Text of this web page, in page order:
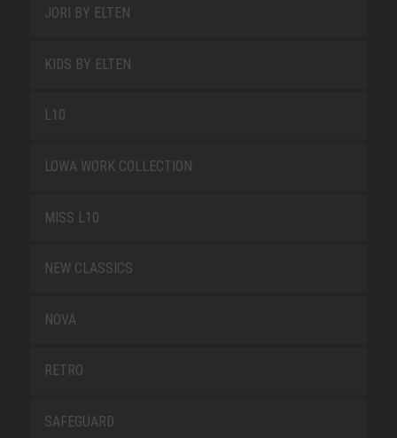
JORI BY ELTEN
KIDS BY ELTEN
L10
LOWA WORK COLLECTION
MISS L10
NEW CLASSICS
NOVA
RETRO
SAFEGUARD